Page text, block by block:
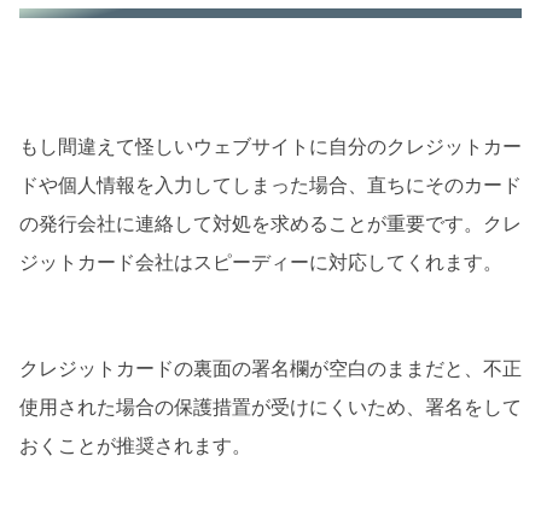
もし間違えて怪しいウェブサイトに自分のクレジットカー
ドや個人情報を入力してしまった場合、直ちにそのカード
の発行会社に連絡して対処を求めることが重要です。クレ
ジットカード会社はスピーディーに対応してくれます。
クレジットカードの裏面の署名欄が空白のままだと、不正
使用された場合の保護措置が受けにくいため、署名をして
おくことが推奨されます。